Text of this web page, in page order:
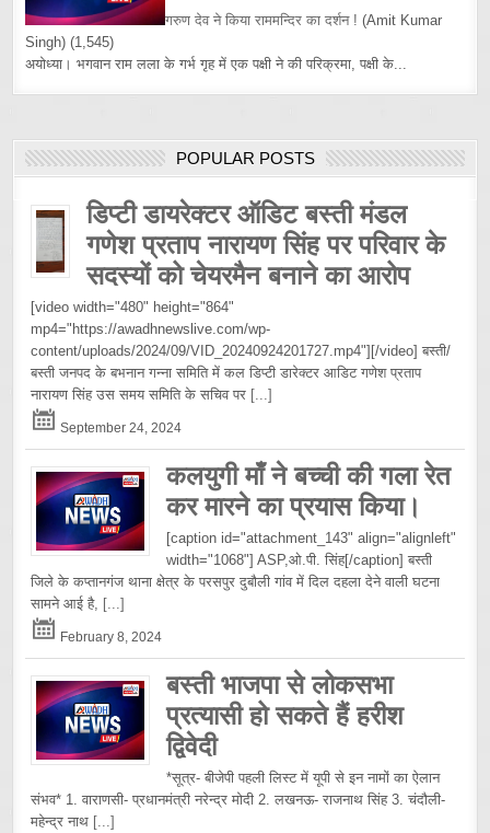
गरुण देव ने किया राममन्दिर का दर्शन ! (Amit Kumar
Singh) (1,545)
अयोध्या। भगवान राम लला के गर्भ गृह में एक पक्षी ने की परिक्रमा, पक्षी के...
POPULAR POSTS
डिप्टी डायरेक्टर ऑडिट बस्ती मंडल
गणेश प्रताप नारायण सिंह पर परिवार के
सदस्यों को चेयरमैन बनाने का आरोप
[video width="480" height="864"
mp4="https://awadhnewslive.com/wp-
content/uploads/2024/09/VID_20240924201727.mp4"][/video] बस्ती/
बस्ती जनपद के बभनान गन्ना समिति में कल डिप्टी डारेक्टर आडिट गणेश प्रताप
नारायण सिंह उस समय समिति के सचिव पर [...]
September 24, 2024
कलयुगी माँ ने बच्ची की गला रेत
कर मारने का प्रयास किया।
[caption id="attachment_143" align="alignleft"
width="1068"] ASP,ओ.पी. सिंह[/caption] बस्ती
जिले के कप्तानगंज थाना क्षेत्र के परसपुर दुबौली गांव में दिल दहला देने वाली घटना
सामने आई है, [...]
February 8, 2024
बस्ती भाजपा से लोकसभा
प्रत्यासी हो सकते हैं हरीश
द्विवेदी
*सूत्र- बीजेपी पहली लिस्ट में यूपी से इन नामों का ऐलान
संभव* 1. वाराणसी- प्रधानमंत्री नरेन्द्र मोदी 2. लखनऊ- राजनाथ सिंह 3. चंदौली-
महेन्द्र नाथ [...]